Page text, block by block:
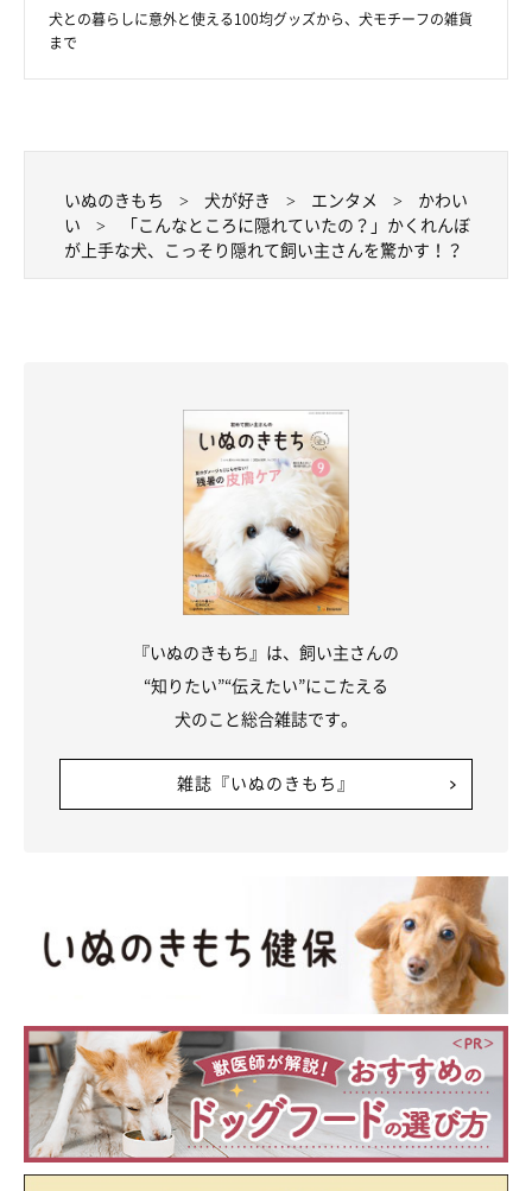
犬との暮らしに意外と使える100均グッズから、犬モチーフの雑貨
まで
いぬのきもち 犬が好き エンタメ
かわい
い
「こんなところに隠れていたの？」かくれんぼ
が上手な犬、こっそり隠れて飼い主さんを驚かす！？
『いぬのきもち』は、飼い主さんの
“知りたい”“伝えたい”にこたえる
犬のこと総合雑誌です。
雑誌『いぬのきもち』